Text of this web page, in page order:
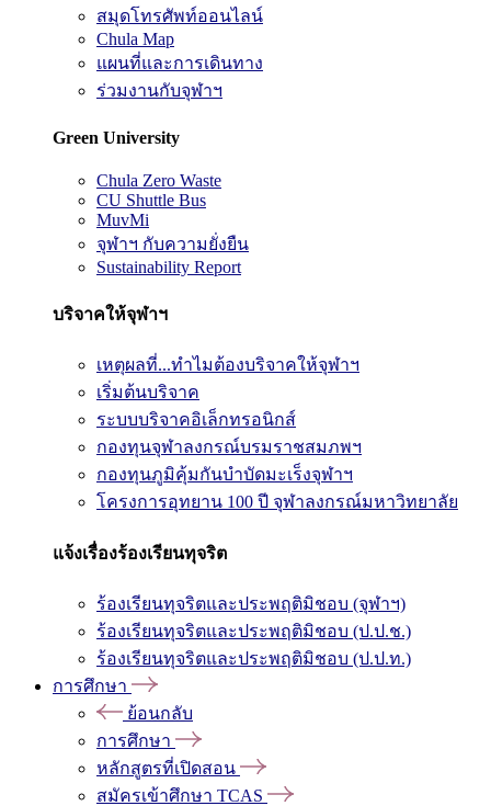
สมุดโทรศัพท์ออนไลน์
Chula Map
แผนที่และการเดินทาง
ร่วมงานกับจุฬาฯ
Green University
Chula Zero Waste
CU Shuttle Bus
MuvMi
จุฬาฯ กับความยั่งยืน
Sustainability Report
บริจาคให้จุฬาฯ
เหตุผลที่...ทำไมต้องบริจาคให้จุฬาฯ
เริ่มต้นบริจาค
ระบบบริจาคอิเล็กทรอนิกส์
กองทุนจุฬาลงกรณ์บรมราชสมภพฯ
กองทุนภูมิคุ้มกันบำบัดมะเร็งจุฬาฯ
โครงการอุทยาน 100 ปี จุฬาลงกรณ์มหาวิทยาลัย
แจ้งเรื่องร้องเรียนทุจริต
ร้องเรียนทุจริตและประพฤติมิชอบ (จุฬาฯ)
ร้องเรียนทุจริตและประพฤติมิชอบ (ป.ป.ช.)
ร้องเรียนทุจริตและประพฤติมิชอบ (ป.ป.ท.)
การศึกษา
ย้อนกลับ
การศึกษา
หลักสูตรที่เปิดสอน
สมัครเข้าศึกษา TCAS